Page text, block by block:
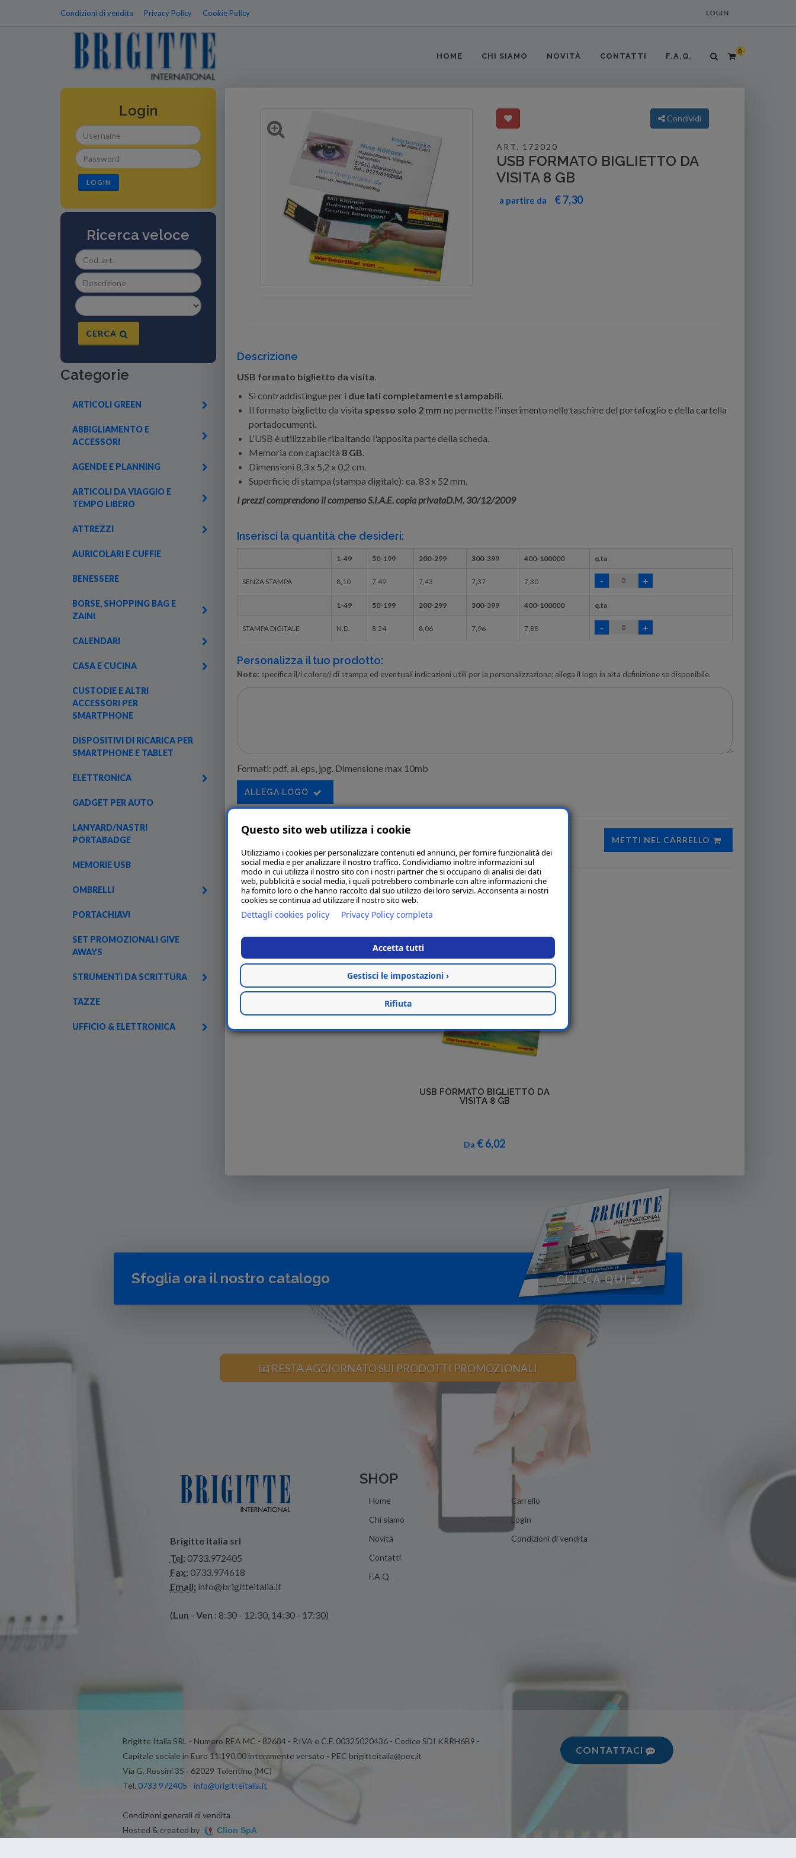
Condizioni di vendita Privacy Policy Cookie Policy LOGIN
HOME CHI SIAMO NOVITÀ CONTATTI F.A.Q.
0
Login
LOGIN
Ricerca veloce
CERCA
Categorie
ARTICOLI GREEN
ABBIGLIAMENTO E
ACCESSORI
AGENDE E PLANNING
ARTICOLI DA VIAGGIO E
TEMPO LIBERO
ATTREZZI
AURICOLARI E CUFFIE
BENESSERE
BORSE, SHOPPING BAG E
ZAINI
CALENDARI
CASA E CUCINA
CUSTODIE E ALTRI
ACCESSORI PER
SMARTPHONE
DISPOSITIVI DI RICARICA PER
SMARTPHONE E TABLET
ELETTRONICA
GADGET PER AUTO
LANYARD/NASTRI
PORTABADGE
MEMORIE USB
OMBRELLI
PORTACHIAVI
SET PROMOZIONALI GIVE
AWAYS
STRUMENTI DA SCRITTURA
TAZZE
UFFICIO & ELETTRONICA
Condividi
ART. 172020
USB FORMATO BIGLIETTO DA
VISITA 8 GB
a partire da € 7,30
Descrizione
USB formato biglietto da visita.
Si contraddistingue per i due lati completamente stampabili.
Il formato biglietto da visita spesso solo 2 mm ne permette l'inserimento nelle taschine del portafoglio e della cartella
portadocumenti.
L'USB è utilizzabile ribaltando l'apposita parte della scheda.
Memoria con capacità 8 GB.
Dimensioni 8,3 x 5,2 x 0,2 cm.
Superficie di stampa (stampa digitale): ca. 83 x 52 mm.
I prezzi comprendono il compenso S.I.A.E. copia privataD.M. 30/12/2009
Inserisci la quantità che desideri:
1-49 50-199 200-299 300-399 400-100000 q.ta
SENZA STAMPA 8,10 7,49 7,43 7,37 7,30
1-49 50-199 200-299 300-399 400-100000 q.ta
STAMPA DIGITALE N.D. 8,24 8,06 7,96 7,88
Personalizza il tuo prodotto:
Note: specifica il/i colore/i di stampa ed eventuali indicazioni utili per la personalizzazione; allega il logo in alta definizione se disponibile.
Formati: pdf, ai, eps, jpg. Dimensione max 10mb
ALLEGA LOGO
METTI NEL CARRELLO
Articoli simili
Dettagli
USB FORMATO BIGLIETTO DA
VISITA 8 GB
Da € 6,02
Sfoglia ora il nostro catalogo CLICCA QUI
📧 RESTA AGGIORNATO SUI PRODOTTI PROMOZIONALI
Brigitte Italia srl
Tel: 0733.972405
Fax: 0733.974618
Email: info@brigitteitalia.it
(Lun - Ven : 8:30 - 12:30, 14:30 - 17:30)
SHOP
Home
Chi siamo
Novità
Contatti
F.A.Q.
Carrello
Login
Condizioni di vendita
Brigitte Italia SRL - Numero REA MC - 82684 - P.IVA e C.F. 00325020436 - Codice SDI KRRH6B9 -
Capitale sociale in Euro 11’190,00 interamente versato - PEC brigitteitalia@pec.it
Via G. Rossini 35 - 62029 Tolentino (MC)
Tel. 0733 972405 - info@brigitteitalia.it
Condizioni generali di vendita
Hosted & created by
Clion SpA
CONTATTACI
Questo sito web utilizza i cookie
Utilizziamo i cookies per personalizzare contenuti ed annunci, per fornire funzionalità dei
social media e per analizzare il nostro traffico. Condividiamo inoltre informazioni sul
modo in cui utilizza il nostro sito con i nostri partner che si occupano di analisi dei dati
web, pubblicità e social media, i quali potrebbero combinarle con altre informazioni che
ha fornito loro o che hanno raccolto dal suo utilizzo dei loro servizi. Acconsenta ai nostri
cookies se continua ad utilizzare il nostro sito web.
Dettagli cookies policy Privacy Policy completa
Accetta tutti
Gestisci le impostazioni ›
Rifiuta